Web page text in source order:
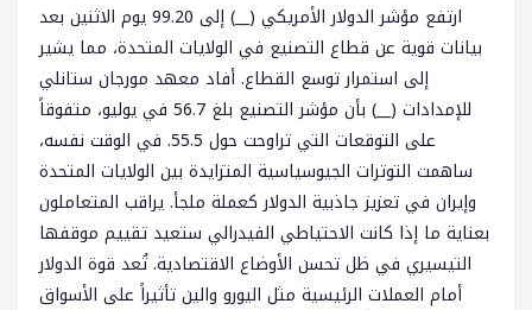
ارتفع مؤشر الدولار الأمريكي (__) إلى 99.20 يوم الاثنين بعد
بيانات قوية عن قطاع التصنيع في الولايات المتحدة، مما يشير
إلى استمرار توسع القطاع. أفاد معهد مورجان ستانلي
للإمدادات (__) بأن مؤشر التصنيع بلغ 56.7 في يوليو، متفوقاً
على التوقعات التي تراوحت حول 55.5. في الوقت نفسه،
ساهمت التوترات الجيوسياسية المتزايدة بين الولايات المتحدة
وإيران في تعزيز جاذبية الدولار كعملة ملجأ. يراقب المتعاملون
بعناية ما إذا كانت الاحتياطي الفيدرالي ستعيد تقييم موقفها
التيسيري في ظل تحسن الأوضاع الاقتصادية. تُعد قوة الدولار
أمام العملات الرئيسية مثل اليورو والين تأثيراً على الأسواق